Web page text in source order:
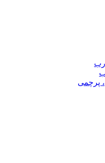
پرچمی